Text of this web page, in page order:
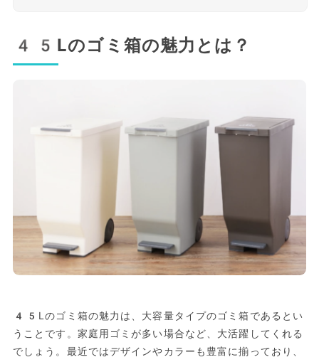
45Lのゴミ箱の魅力とは？
45Lのゴミ箱の魅力は、大容量タイプのゴミ箱であるとい
うことです。家庭用ゴミが多い場合など、大活躍してくれる
でしょう。最近ではデザインやカラーも豊富に揃っており、